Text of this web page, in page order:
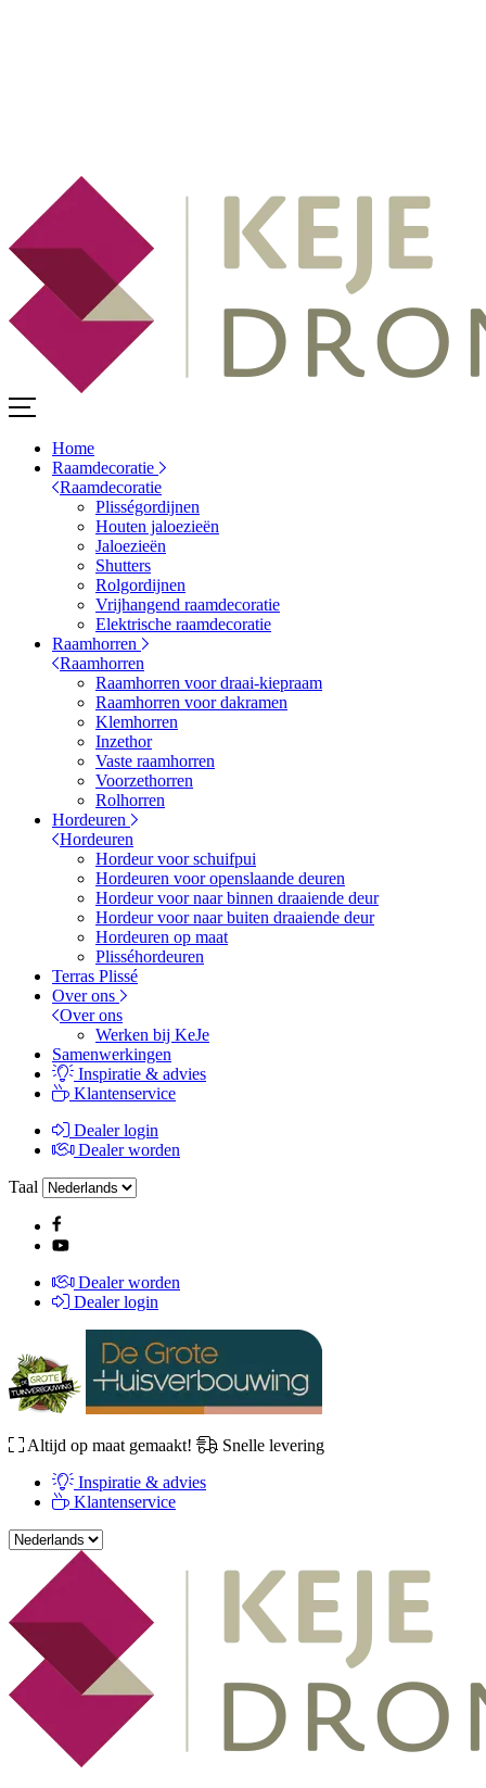
Home
Raamdecoratie
Raamdecoratie
Plisségordijnen
Houten jaloezieën
Jaloezieën
Shutters
Rolgordijnen
Vrijhangend raamdecoratie
Elektrische raamdecoratie
Raamhorren
Raamhorren
Raamhorren voor draai-kiepraam
Raamhorren voor dakramen
Klemhorren
Inzethor
Vaste raamhorren
Voorzethorren
Rolhorren
Hordeuren
Hordeuren
Hordeur voor schuifpui
Hordeuren voor openslaande deuren
Hordeur voor naar binnen draaiende deur
Hordeur voor naar buiten draaiende deur
Hordeuren op maat
Plisséhordeuren
Terras Plissé
Over ons
Over ons
Werken bij KeJe
Samenwerkingen
Inspiratie & advies
Klantenservice
Dealer login
Dealer worden
Taal
Dealer worden
Dealer login
Altijd op maat gemaakt!
Snelle levering
Inspiratie & advies
Klantenservice